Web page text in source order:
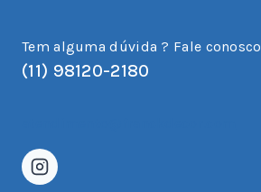
Tem alguma dúvida ? Fale conosco
(11) 98120-2180